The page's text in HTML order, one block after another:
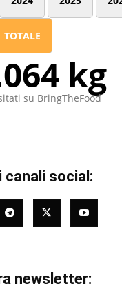
TOTALE
kg
su BringTheFood
social:
newsletter: